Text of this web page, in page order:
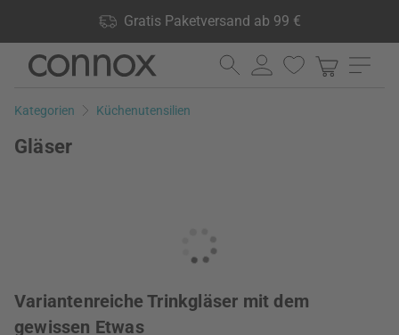
Gratis Paketversand ab 99 €
lagernd, 60 Tage Rückgaberecht
Direkt
Seiteninhalt
Direkt
Suchfeld
Kategorien Küchenutensilien
Gläser
Variantenreiche Trinkgläser mit dem
gewissen Etwas